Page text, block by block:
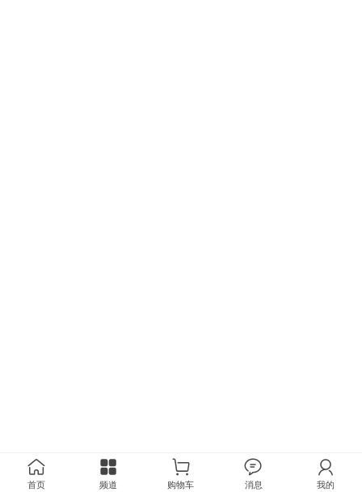
首页 频道 购物车 消息 我的